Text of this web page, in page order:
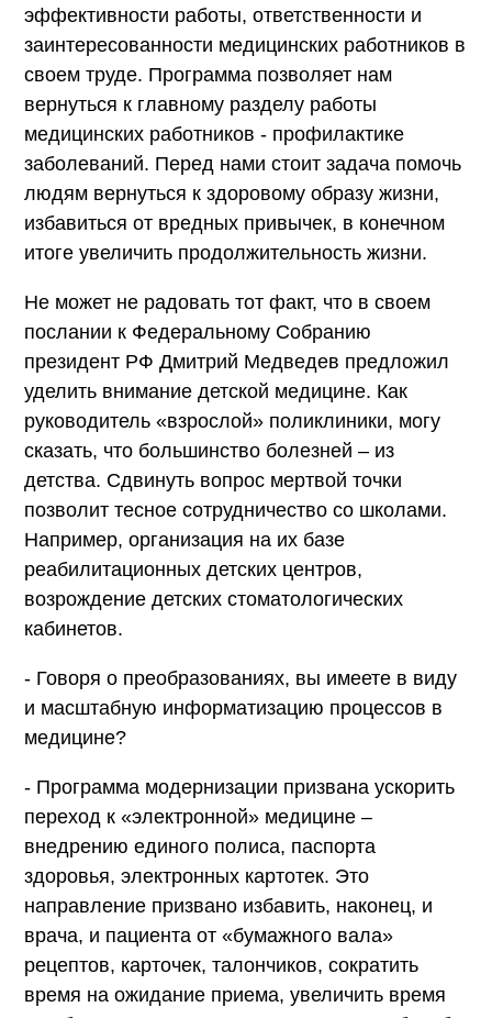
эффективности работы, ответственности и
заинтересованности медицинских работников в
своем труде. Программа позволяет нам
вернуться к главному разделу работы
медицинских работников - профилактике
заболеваний. Перед нами стоит задача помочь
людям вернуться к здоровому образу жизни,
избавиться от вредных привычек, в конечном
итоге увеличить продолжительность жизни.
Не может не радовать тот факт, что в своем
послании к Федеральному Собранию
президент РФ Дмитрий Медведев предложил
уделить внимание детской медицине. Как
руководитель «взрослой» поликлиники, могу
сказать, что большинство болезней – из
детства. Сдвинуть вопрос мертвой точки
позволит тесное сотрудничество со школами.
Например, организация на их базе
реабилитационных детских центров,
возрождение детских стоматологических
кабинетов.
- Говоря о преобразованиях, вы имеете в виду
и масштабную информатизацию процессов в
медицине?
- Программа модернизации призвана ускорить
переход к «электронной» медицине –
внедрению единого полиса, паспорта
здоровья, электронных картотек. Это
направление призвано избавить, наконец, и
врача, и пациента от «бумажного вала»
рецептов, карточек, талончиков, сократить
время на ожидание приема, увеличить время